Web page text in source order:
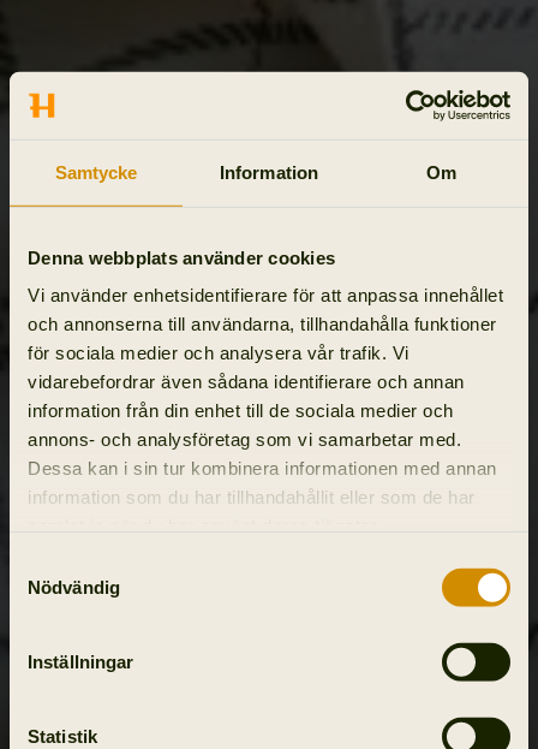
Samtycke Information Om
Denna webbplats använder cookies
Vi använder enhetsidentifierare för att anpassa innehållet
och annonserna till användarna, tillhandahålla funktioner
för sociala medier och analysera vår trafik. Vi
vidarebefordrar även sådana identifierare och annan
information från din enhet till de sociala medier och
annons- och analysföretag som vi samarbetar med.
Dessa kan i sin tur kombinera informationen med annan
information som du har tillhandahållit eller som de har
Nödvändig
Inställningar
Statistik